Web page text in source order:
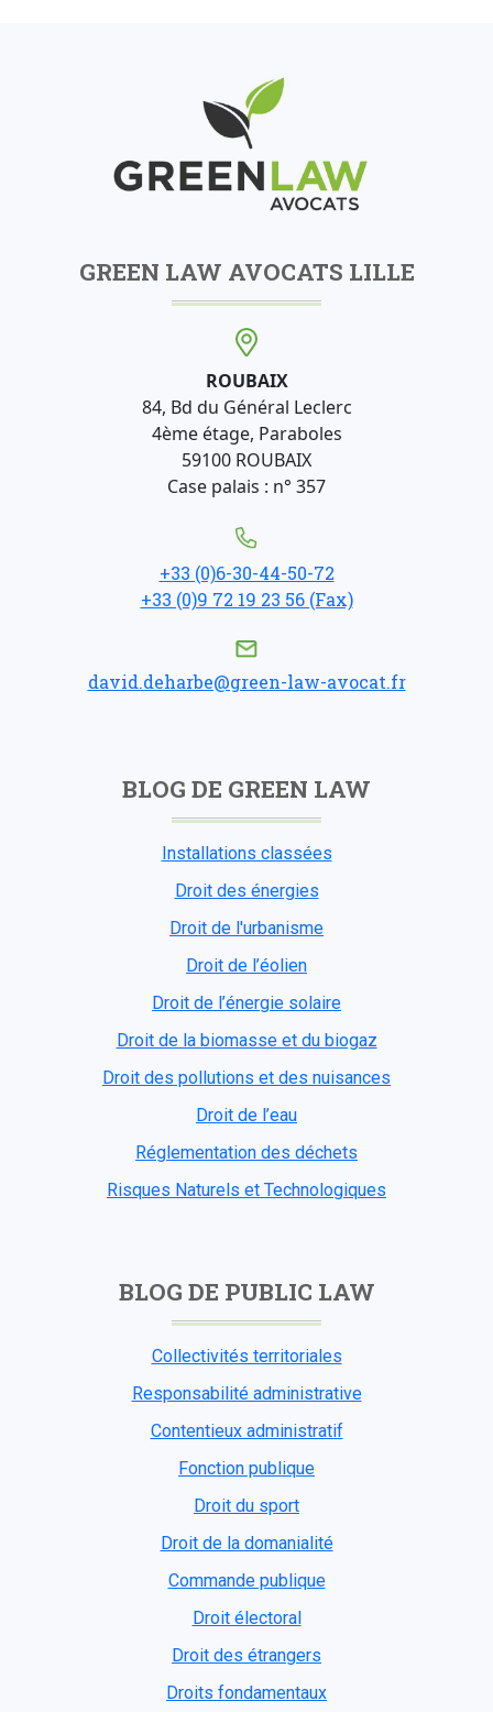
GREEN LAW AVOCATS LILLE
ROUBAIX
84, Bd du Général Leclerc
4ème étage, Paraboles
59100 ROUBAIX
Case palais : n° 357
+33 (0)6-30-44-50-72
+33 (0)9 72 19 23 56 (Fax)
david.deharbe@green-law-avocat.fr
BLOG DE GREEN LAW
Installations classées
Droit des énergies
Droit de l'urbanisme
Droit de l’éolien
Droit de l’énergie solaire
Droit de la biomasse et du biogaz
Droit des pollutions et des nuisances
Droit de l’eau
Réglementation des déchets
Risques Naturels et Technologiques
BLOG DE PUBLIC LAW
Collectivités territoriales
Responsabilité administrative
Contentieux administratif
Fonction publique
Droit du sport
Droit de la domanialité
Commande publique
Droit électoral
Droit des étrangers
Droits fondamentaux